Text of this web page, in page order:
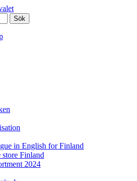
in English for Finland
Finland
2024